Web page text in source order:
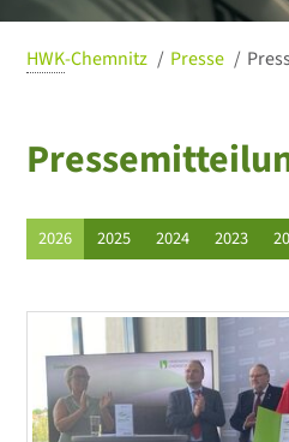
HWK-Chemnitz Presse
2026 2025 2024 2023